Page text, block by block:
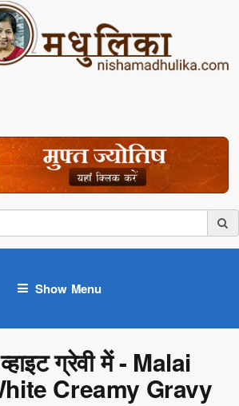
Show Menu
ग्रेवी में - Malai
Creamy Gravy